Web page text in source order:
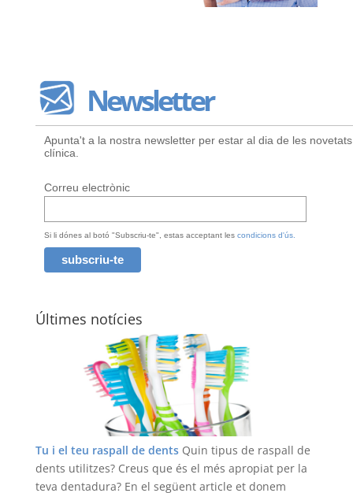
Newsletter
Apunta't a la nostra newsletter per estar al dia de les
clínica.
Correu electrònic
Si li dónes al botó "Subscriu-te", estas acceptant les condicions d'ús.
Últimes notícies
Tu i el teu raspall de dents Quin tipus de raspall de
dents utilitzes? Creus que és el més apropiat per la
teva dentadura? En el següent article et donem